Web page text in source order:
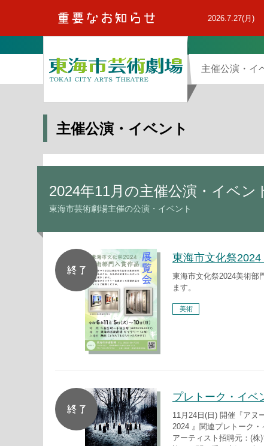
2026.7.27(月)
主催公演・イ
主催公演・イベント
2024年11月の主催公演・イベン
東海市芸術劇場主催の公演・イベント
東海市文化祭
東海市文化祭2024美術部
ます。
美術
プレトーク・イベ
11月24日(日) 開催『アヌ
2024 』関連プレトーク・
アーティスト招聘元：(